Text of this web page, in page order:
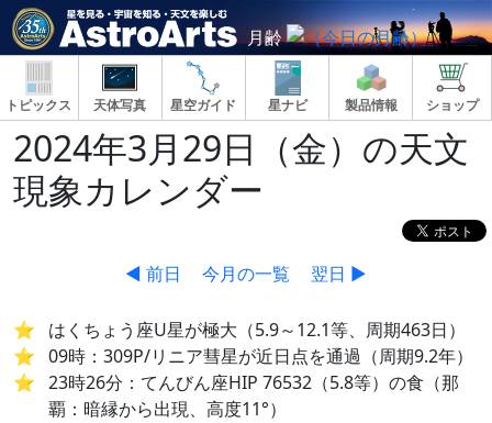
月齢
トピックス 天体写真 星空ガイド 星ナビ 製品情報 ショップ
2024年3月29日（金）の天文
現象カレンダー
◀ 前日 今月の一覧 翌日 ▶
はくちょう座U星が極大（5.9～12.1等、周期463日）
09時：309P/リニア彗星が近日点を通過（周期9.2年）
23時26分：てんびん座HIP 76532（5.8等）の食（那
覇：暗縁から出現、高度11°）